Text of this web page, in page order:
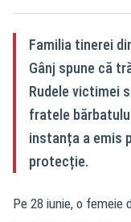
Familia tinerei
Gânj spune că
Rudele victimei
fratele
instanța a emis
protecție.
Pe 28 iunie, o femeie